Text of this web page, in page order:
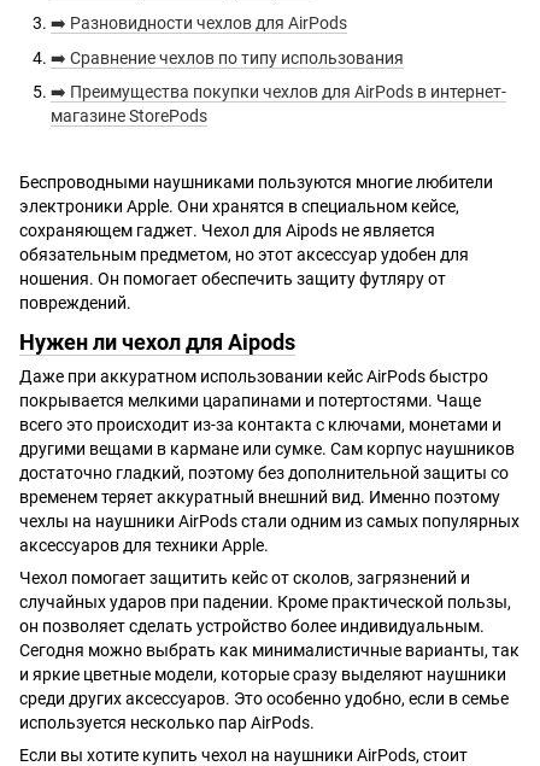
➡️ Разновидности чехлов для AirPods
➡️ Сравнение чехлов по типу использования
➡️ Преимущества покупки чехлов для AirPods в интернет-
магазине StorePods
Беспроводными наушниками пользуются многие любители
электроники Apple. Они хранятся в специальном кейсе,
сохраняющем гаджет. Чехол для Aipods не является
обязательным предметом, но этот аксессуар удобен для
ношения. Он помогает обеспечить защиту футляру от
повреждений.
Нужен ли чехол для Aipods
Даже при аккуратном использовании кейс AirPods быстро
покрывается мелкими царапинами и потертостями. Чаще
всего это происходит из-за контакта с ключами, монетами и
другими вещами в кармане или сумке. Сам корпус наушников
достаточно гладкий, поэтому без дополнительной защиты со
временем теряет аккуратный внешний вид. Именно поэтому
чехлы на наушники AirPods стали одним из самых популярных
аксессуаров для техники Apple.
Чехол помогает защитить кейс от сколов, загрязнений и
случайных ударов при падении. Кроме практической пользы,
он позволяет сделать устройство более индивидуальным.
Сегодня можно выбрать как минималистичные варианты, так
и яркие цветные модели, которые сразу выделяют наушники
среди других аксессуаров. Это особенно удобно, если в семье
используется несколько пар AirPods.
Если вы хотите купить чехол на наушники AirPods, стоит